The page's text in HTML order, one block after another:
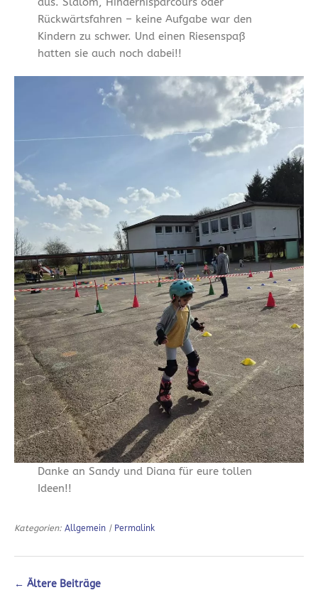
Rückwärtsfahren – keine Aufgabe war den
Kindern zu schwer. Und einen Riesenspaß
hatten sie auch noch dabei!!
Danke an Sandy und Diana für eure tollen
Ideen!!
Kategorien: Allgemein | Permalink
← Ältere Beiträge